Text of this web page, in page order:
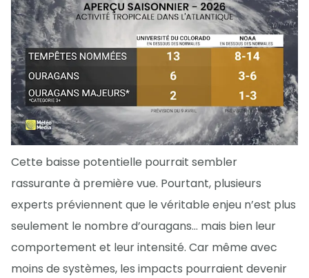
Cette baisse potentielle pourrait sembler
rassurante à première vue. Pourtant, plusieurs
experts préviennent que le véritable enjeu n’est plus
seulement le nombre d’ouragans… mais bien leur
comportement et leur intensité. Car même avec
moins de systèmes, les impacts pourraient devenir